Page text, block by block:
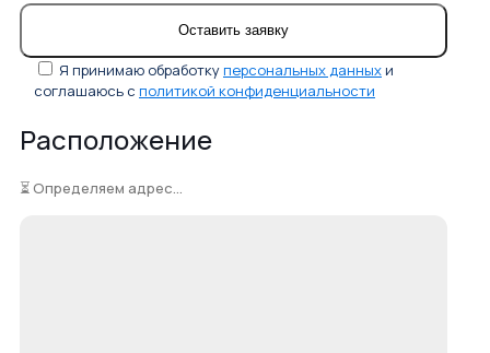
Я принимаю обработкуперсональных данных и
соглашаюсь с политикой конфиденциальности
Расположение
⏳ Определяем адрес...